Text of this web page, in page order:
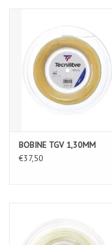
BOBINE TGV 1,30MM
€37,50